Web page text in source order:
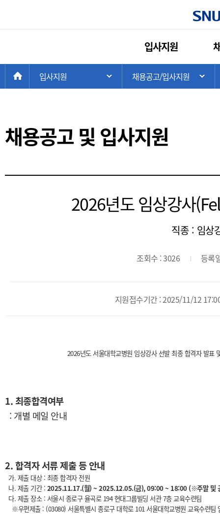
입사지원
HOME
입사지원 주 메뉴 목록 열기
채용공고/입사지원
채용공고 및 입사지원
2026년도 임상강사
직종 : 임상
조회수 : 3026 등록
지원접수기간 : 2025/11/12
2026년도 서울대학교병원 임상강사 선발 최종 합격자 발표
1. 최종합격여부
: 개별 메일 안내
2. 합격자 서류 제출 등 안내
가. 제출 대상 : 최종 합격자 전원
나. 제출 기간 : 2025.11.17.(월) ~ 2025.12.05.(금), 09:00 ~ 18:00 (※주말 및
다. 제출 장소 : 서울시 종로구 율곡로 194 현대그룹빌딩 서관 7층 교육수련팀
※우편제출 : (03080) 서울특별시 종로구 대학로 101 서울대학교병원 교육수련팀